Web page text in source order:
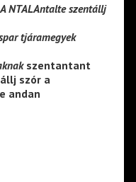
A NTALAntalte szentállj
tjáramegyek
szentantant
szór a
andan